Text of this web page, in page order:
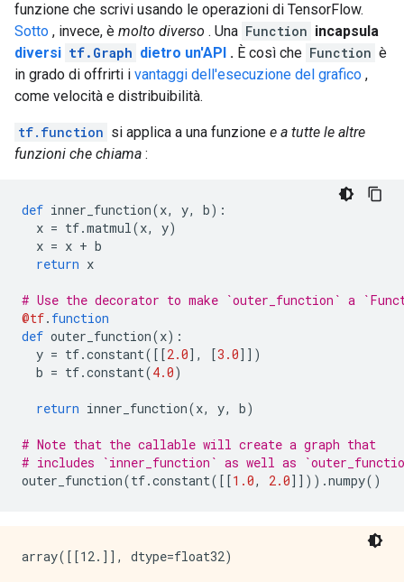
funzione che scrivi usando le operazioni di TensorFlow.
Sotto , invece, è molto diverso . Una Function incapsula
diversi tf.Graph dietro un'API . È così che Function è
in grado di offrirti i vantaggi dell'esecuzione del grafico ,
come velocità e distribuibilità.
tf.function si applica a una funzione e a tutte le altre
funzioni che chiama :
def inner_function(x, y, b):
x = tf.matmul(x, y)
x = x + b
return x
# Use the decorator to make `outer_function` a
@tf. function
def outer_function(x):
y = tf.constant([[2.0], [3.0]])
b = tf.constant(4.0)
return inner_function(x, y, b)
# Note that the callable will create a graph that
# includes `inner_function` as well as
outer_function(tf.constant([[1.0, 2.0]])).numpy()